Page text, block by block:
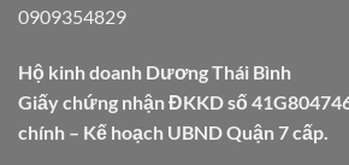
0909354829
Hộ kinh doanh Dương Thái Bình
Giấy chứng nhận ĐKKD số
chính – Kế hoạch UBND Quận 7 cấp.